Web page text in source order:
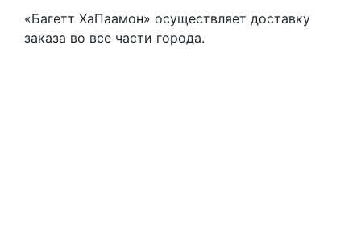
«Багетт ХаПаамон» осуществляет доставку
заказа во все части города.